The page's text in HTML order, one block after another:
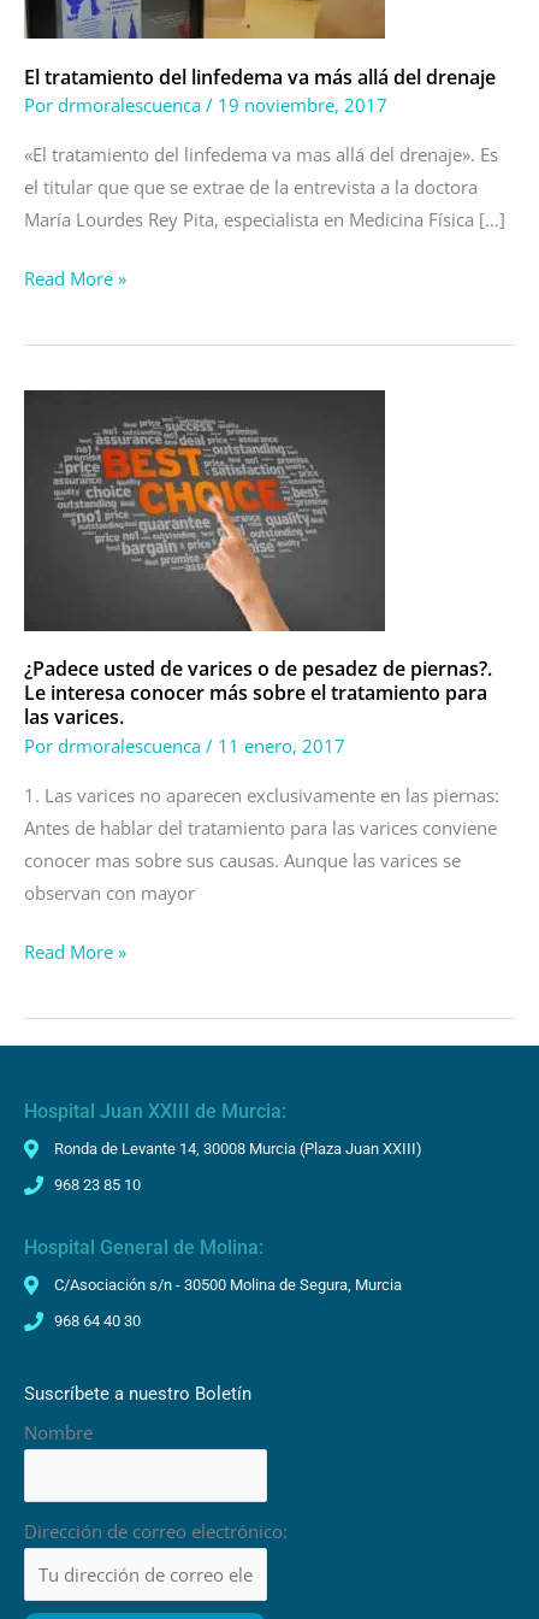
El tratamiento del linfedema va más allá del drenaje
Por drmoralescuenca / 19 noviembre, 2017
«El tratamiento del linfedema va mas allá del drenaje». Es
el titular que que se extrae de la entrevista a la doctora
María Lourdes Rey Pita, especialista en Medicina Física […]
allá
del
drenaje
Read More »
¿Padece usted de varices o de pesadez de piernas?.
Le interesa conocer más sobre el tratamiento para
las varices.
Por drmoralescuenca / 11 enero, 2017
1. Las varices no aparecen exclusivamente en las piernas:
Antes de hablar del tratamiento para las varices conviene
conocer mas sobre sus causas. Aunque las varices se
observan con mayor
varices
de
piernas?.
Le
interesa
más
sobre
el
tratamiento
las
Read More »
Hospital Juan XXIII de Murcia:
Ronda de Levante 14, 30008 Murcia (Plaza Juan XXIII)
968 23 85 10
Hospital General de Molina:
C/Asociación s/n - 30500 Molina de Segura, Murcia
968 64 40 30
Suscríbete a nuestro Boletín
Nombre
Dirección de correo electrónico: